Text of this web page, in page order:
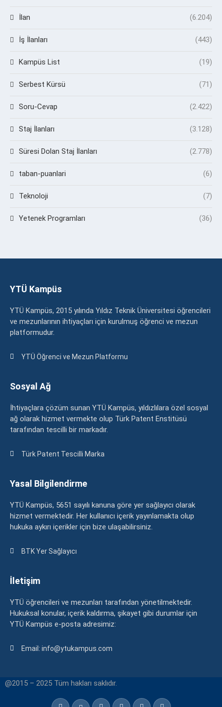
İlan (6.204)
İş İlanları (443)
Kampüs List (19)
Serbest Kürsü (71)
Soru-Cevap (2.422)
Staj İlanları (3.128)
Süresi Dolan Staj İlanları (2.778)
taban-puanlari (6)
Teknoloji (7)
Yetenek Programları (36)
YTÜ Kampüs
YTÜ Kampüs, 2015 yılında Yıldız Teknik Üniversitesi öğrencileri
ve mezunlarının ihtiyaçları için kurulmuş öğrenci ve mezun
platformudur.
YTÜ Öğrenci ve Mezun Platformu
Sosyal Ağ
İhtiyaçlara çözüm sunan YTÜ Kampüs, yıldızlılara özel sosyal
ağ olarak hizmet vermekte olup Türk Patent Enstitüsü
tarafından tescilli bir markadır.
Türk Patent Tescilli Marka
Yasal Bilgilendirme
YTÜ Kampüs, 5651 sayılı kanuna göre yer sağlayıcı olarak
hizmet vermektedir. Her kullanıcı içerik yayınlamakta olup
hukuka aykırı içerikler için bize ulaşabilirsiniz.
BTK Yer Sağlayıcı
İletişim
YTÜ öğrencileri ve mezunları tarafından yönetilmektedir.
Hukuksal konular, içerik kaldırma, şikayet gibi durumlar için
YTÜ Kampüs e-posta adresimiz:
Email: info@ytukampus.com
@2015 – 2025 Tüm hakları saklıdır.